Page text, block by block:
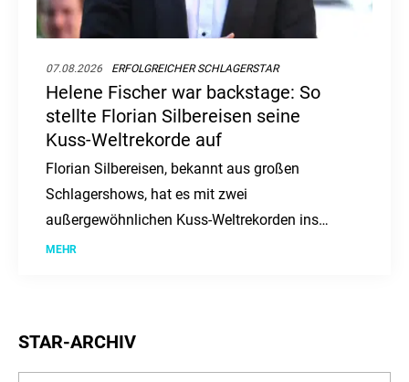
07.08.2026 ERFOLGREICHER SCHLAGERSTAR
Helene Fischer war backstage: So
stellte Florian Silbereisen seine
Kuss-Weltrekorde auf
Florian Silbereisen, bekannt aus großen
Schlagershows, hat es mit zwei
außergewöhnlichen Kuss-Weltrekorden ins
"Guinness-Buch der Rekorde" geschafft. Wir
MEHR
STAR-ARCHIV